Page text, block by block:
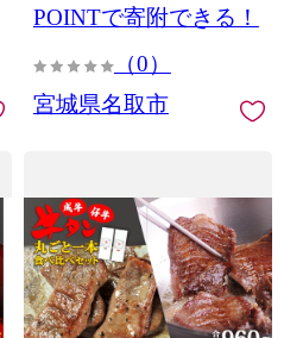
POINTで寄附できる！
（0）
宮城県名取市